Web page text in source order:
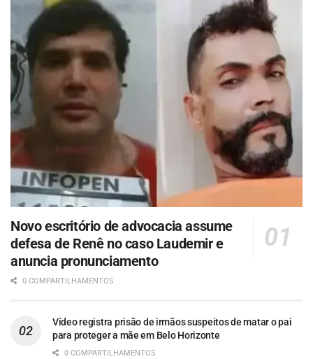
Novo escritório de advocacia assume
defesa de Renê no caso Laudemir e
anuncia pronunciamento
0 COMPARTILHAMENTOS
Vídeo registra prisão de irmãos suspeitos de matar o pai
para proteger a mãe em Belo Horizonte
0 COMPARTILHAMENTOS